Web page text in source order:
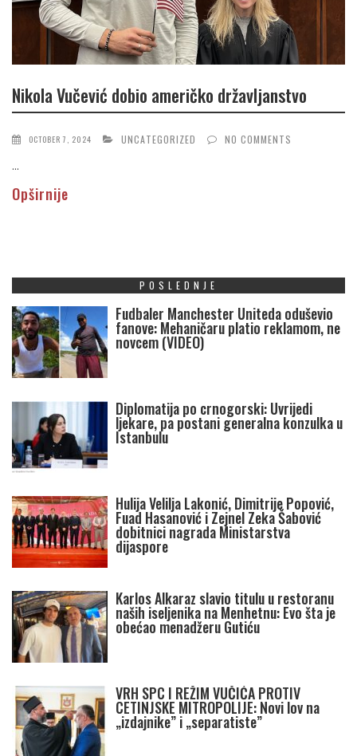
Nikola Vučević dobio američko državljanstvo
OCTOBER 7, 2024 UNCATEGORIZED NO COMMENTS
...
Opširnije
POSLEDNJE
Fudbaler Manchester Uniteda oduševio
fanove: Mehaničaru platio reklamom, ne
novcem (VIDEO)
Diplomatija po crnogorski: Uvrijedi
ljekare, pa postani generalna konzulka u
Istanbulu
Hulija Velilja Lakonić, Dimitrije Popović,
Fuad Hasanović i Zejnel Zeka Šabović
dobitnici nagrada Ministarstva
dijaspore
Karlos Alkaraz slavio titulu u restoranu
naših iseljenika na Menhetnu: Evo šta je
obećao menadžeru Gutiću
VRH SPC I REŽIM VUČIĆA PROTIV
CETINJSKE MITROPOLIJE: Novi lov na
„izdajnike” i „separatiste”